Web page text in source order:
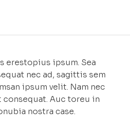
erestopius ipsum. Sea
nec ad, sagittis sem
ipsum velit. Nam nec
consequat. Auc toreu in
nostra case.